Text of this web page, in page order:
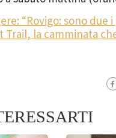
“Rovigo: sono
la camminata